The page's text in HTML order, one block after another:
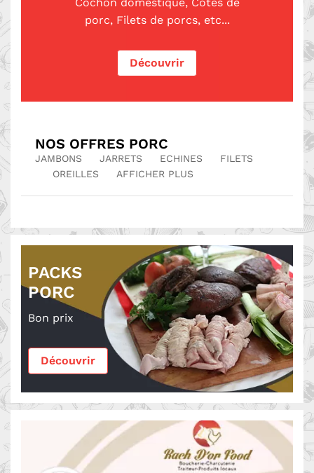
Cochon domestique, Côtes de
porc, Filets de porcs, etc...
Découvrir
NOS OFFRES PORC
JAMBONS JARRETS ECHINES
FILETS
OREILLES
AFFICHER PLUS
PACKS
PORC
Bon prix
Découvrir